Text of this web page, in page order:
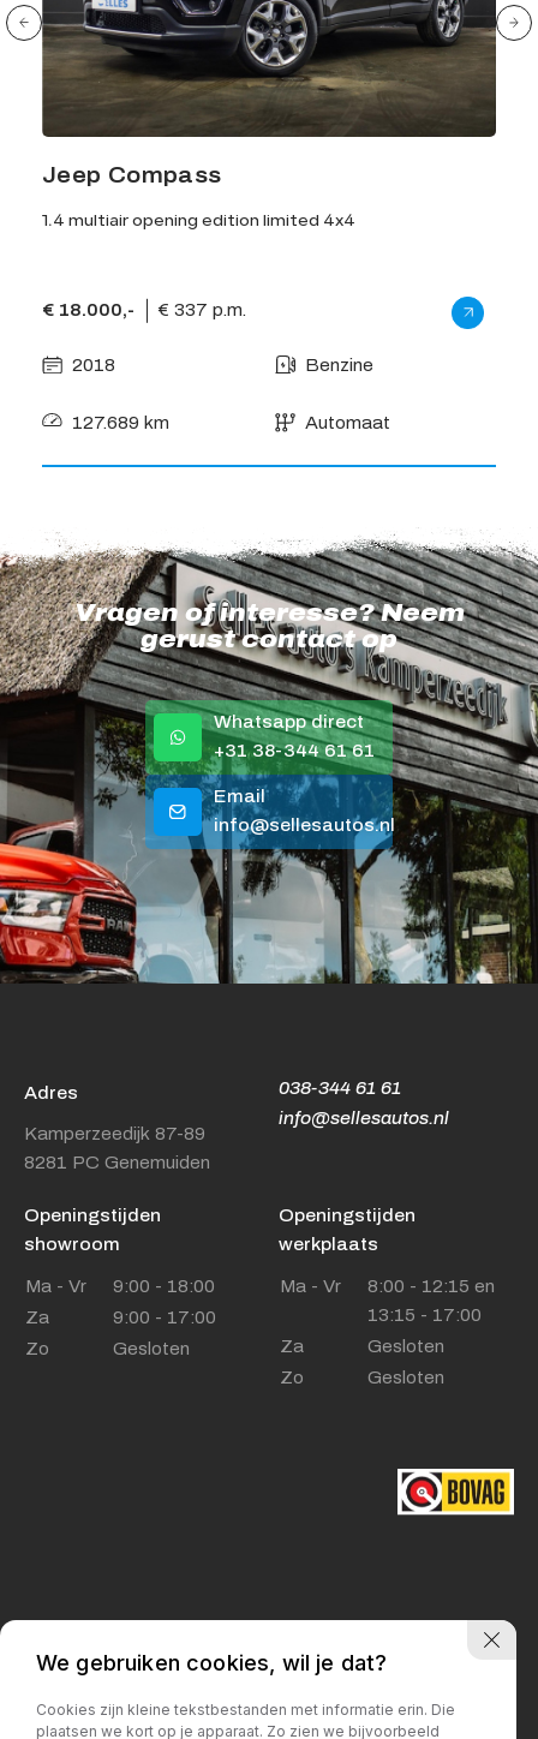
Jeep Compass
1.4 multiair opening edition limited 4x4
€ 18.000,- € 337 p.m.
2018 Benzine
127.689 km Automaat
Vragen of interesse? Neem
gerust contact op
Whatsapp direct
+31 38-344 61 61
Email
info@sellesautos.nl
038-344 61 61
info@sellesautos.nl
Adres
Kamperzeedijk 87-89
8281 PC Genemuiden
Openingstijden
showroom
Ma - Vr
9:00 - 18:00
Za
9:00 - 17:00
Zo
Gesloten
Openingstijden
werkplaats
Ma - Vr
8:00 - 12:15 en
13:15 - 17:00
Za
Gesloten
Zo
Gesloten
We gebruiken cookies, wil je dat?
Cookies zijn kleine tekstbestanden met informatie erin. Die
plaatsen we kort op je apparaat. Zo zien we bijvoorbeeld